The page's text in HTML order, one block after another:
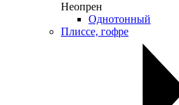
Неопрен
Однотонный
Плиссе, гофре